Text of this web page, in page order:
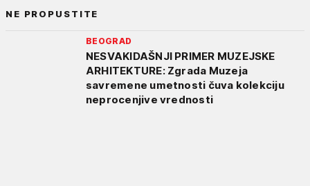
NE PROPUSTITE
BEOGRAD
NESVAKIDAŠNJI PRIMER MUZEJSKE
ARHITEKTURE: Zgrada Muzeja
savremene umetnosti čuva kolekciju
neprocenjive vrednosti